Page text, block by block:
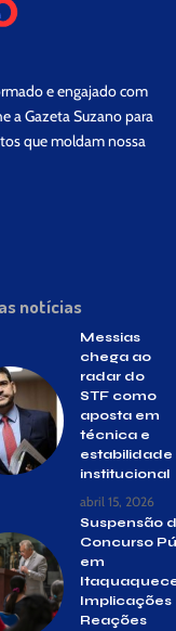
e engajado com
a Gazeta Suzano para
que moldam nossa
notícias
Messias
chega ao
radar do
STF como
aposta em
técnica e
estabilidade
institucional
abril 15, 2026
Suspensão
Concurso
em
Implicações
Reações